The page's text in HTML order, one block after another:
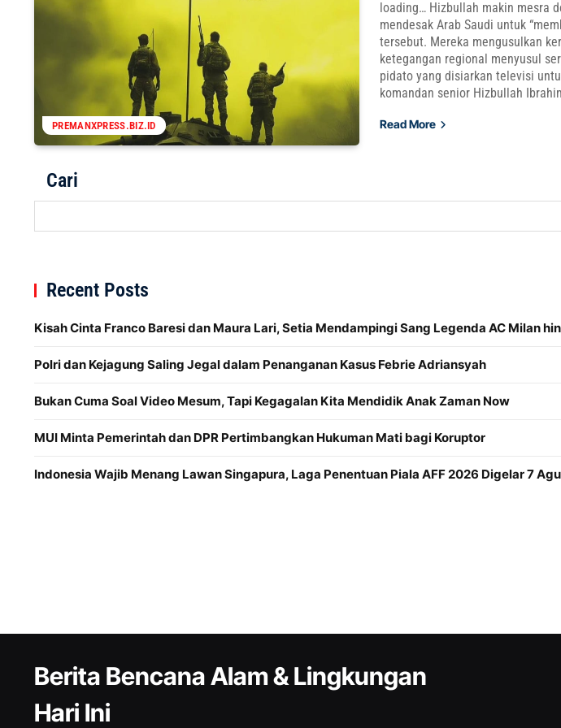
PREMANXPRESS.BIZ.ID
loading… Hizbullah makin mesra
mendesak Arab Saudi untuk
tersebut. Mereka mengusulkan
ketegangan regional menyusul
pidato yang disiarkan televisi
komandan senior Hizbullah
Read More
Cari
Recent Posts
Kisah Cinta Franco Baresi dan Maura Lari, Setia Mendampingi Sang Legenda AC Milan
Polri dan Kejagung Saling Jegal dalam Penanganan Kasus Febrie Adriansyah
Bukan Cuma Soal Video Mesum, Tapi Kegagalan Kita Mendidik Anak Zaman Now
MUI Minta Pemerintah dan DPR Pertimbangkan Hukuman Mati bagi Koruptor
Indonesia Wajib Menang Lawan Singapura, Laga Penentuan Piala AFF 2026 Digelar 7
Berita Bencana Alam & Lingkungan
Hari Ini